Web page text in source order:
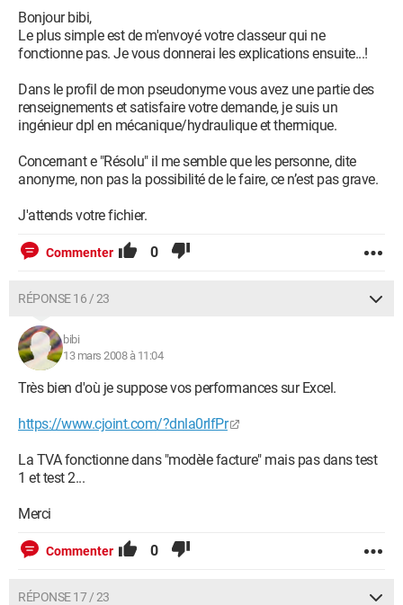
Bonjour bibi,
Le plus simple est de m'envoyé votre classeur qui ne
fonctionne pas. Je vous donnerai les explications ensuite...!
Dans le profil de mon pseudonyme vous avez une partie des
renseignements et satisfaire votre demande, je suis un
ingénieur dpl en mécanique/hydraulique et thermique.
Concernant e "Résolu" il me semble que les personne, dite
anonyme, non pas la possibilité de le faire, ce n’est pas grave.
J'attends votre fichier.
Commenter 0
RÉPONSE 16 / 23
bibi
13 mars 2008 à 11:04
Très bien d'où je suppose vos performances sur Excel.
https://www.cjoint.com/?dnla0rIfPr
La TVA fonctionne dans "modèle facture" mais pas dans test
1 et test 2...
Merci
Commenter 0
RÉPONSE 17 / 23